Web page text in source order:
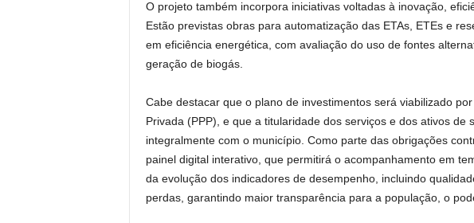
O projeto também incorpora iniciativas voltadas à inovação,
Estão previstas obras para automatização das ETAs, ETEs e
em eficiência energética, com avaliação do uso de fontes
geração de biogás.
Cabe destacar que o plano de investimentos será viabilizado
Privada (PPP), e que a titularidade dos serviços e dos ativos de
integralmente com o município. Como parte das obrigações
painel digital interativo, que permitirá o acompanhamento em
da evolução dos indicadores de desempenho, incluindo
perdas, garantindo maior transparência para a população, o